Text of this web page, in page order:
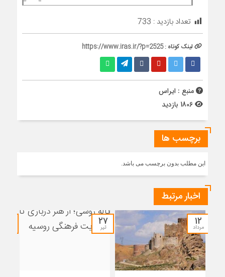
تعداد بازدید : 733
لینک کوتاه :https://www.iras.ir/?p=2525
منبع : ایراس
برچسب ها
این مطلب بدون برچسب می باشد.
اخبار مرتبط
۱۲
مرداد ۲۷
تیر